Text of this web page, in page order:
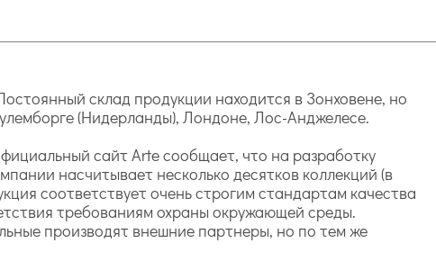
склад продукции находится в Зонховене, но
(Нидерланды), Лондоне, Лос-Анджелесе.
сайт Arte сообщает, что на разработку
насчитывает несколько десятков коллекций (в
соответствует очень строгим стандартам качества
требованиям охраны окружающей среды.
производят внешние партнеры, но по тем же